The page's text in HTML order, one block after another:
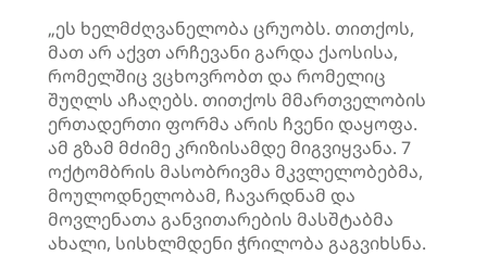
„ეს ხელმძღვანელობა ცრუობს. თითქოს,
მათ არ აქვთ არჩევანი გარდა ქაოსისა,
რომელშიც ვცხოვრობთ და რომელიც
შუღლს აჩაღებს. თითქოს მმართველობის
ერთადერთი ფორმა არის ჩვენი დაყოფა.
ამ გზამ მძიმე კრიზისამდე მიგვიყვანა. 7
ოქტომბრის მასობრივმა მკვლელობებმა,
მოულოდნელობამ, ჩავარდნამ და
მოვლენათა განვითარების მასშტაბმა
ახალი, სისხლმდენი ჭრილობა გაგვიხსნა.